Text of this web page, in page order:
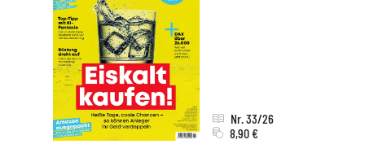
Nr. 33/26
8,90 €